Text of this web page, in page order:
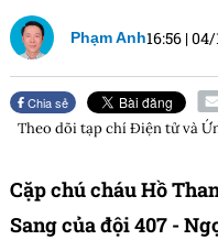
Phạm Anh16:56 |04/
Chia sẻ
Theo dõi tạp chíĐiện tử và
Cặp chú cháu Hồ
Sang của đội 407 -